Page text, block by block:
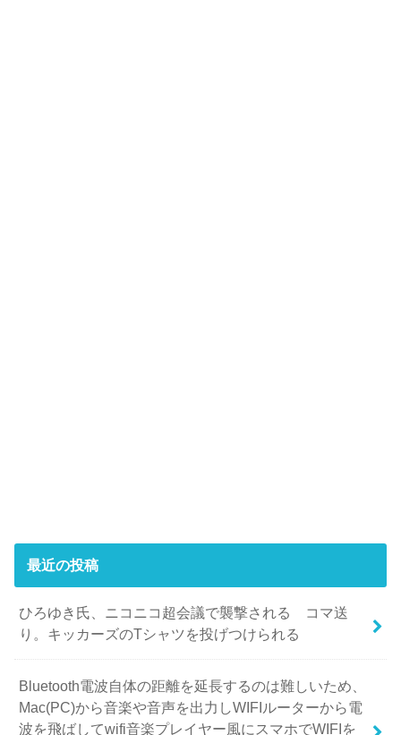
最近の投稿
ひろゆき氏、ニコニコ超会議で襲撃される コマ送
り。キッカーズのTシャツを投げつけられる
Bluetooth電波自体の距離を延長するのは難しいため、
Mac(PC)から音楽や音声を出力しWIFIルーターから電
波を飛ばしてwifi音楽プレイヤー風にスマホでWIFIを